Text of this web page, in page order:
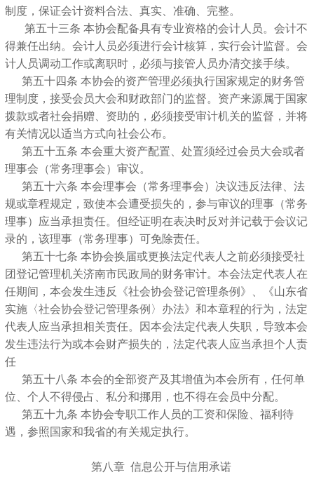
制度，保证会计资料合法、真实、准确、完整。
第五十三条 本协会配备具有专业资格的会计人员。会计不
得兼任出纳。会计人员必须进行会计核算，实行会计监督。会
计人员调动工作或离职时，必须与接管人员办清交接手续。
第五十四条 本协会的资产管理必须执行国家规定的财务管
理制度，接受会员大会和财政部门的监督。资产来源属于国家
拨款或者社会捐赠、资助的，必须接受审计机关的监督，并将
有关情况以适当方式向社会公布。
第五十五条 本会重大资产配置、处置须经过会员大会或者
理事会（常务理事会）审议。
第五十六条 本会理事会（常务理事会）决议违反法律、法
规或章程规定，致使本会遭受损失的，参与审议的理事（常务
理事）应当承担责任。但经证明在表决时反对并记载于会议记
录的，该理事（常务理事）可免除责任。
第五十七条 本协会换届或更换法定代表人之前必须接受社
团登记管理机关济南市民政局的财务审计。本会法定代表人在
任期间，本会发生违反《社会协会登记管理条例》、《山东省
实施〈社会协会登记管理条例〉办法》和本章程的行为，法定
代表人应当承担相关责任。因本会法定代表人失职，导致本会
发生违法行为或本会财产损失的，法定代表人应当承担个人责
任
第五十八条 本会的全部资产及其增值为本会所有，任何单
位、个人不得侵占、私分和挪用，也不得在会员中分配。
第五十九条 本协会专职工作人员的工资和保险、福利待
遇，参照国家和我省的有关规定执行。
第八章 信息公开与信用承诺